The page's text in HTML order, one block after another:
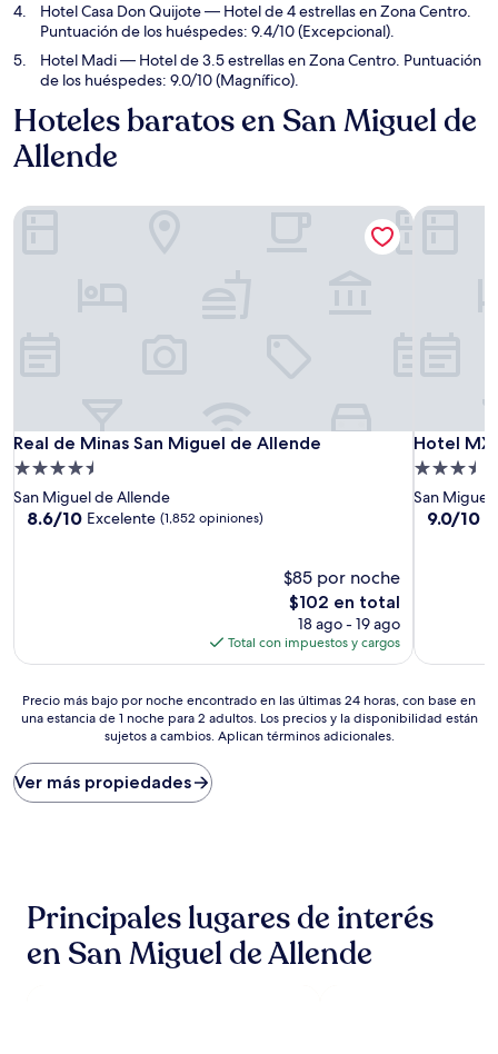
Hotel Casa Don Quijote— Hotel de 4 estrellas en Zona Centro.
Puntuación de los huéspedes: 9.4/10 (Excepcional).
Hotel Madi— Hotel de 3.5 estrellas en Zona Centro. Puntuación
de los huéspedes: 9.0/10 (Magnífico).
Hoteles baratos en San Miguel de
Allende
Real de Minas San Miguel de Allende
Real de Minas San Miguel de Allende
Propiedad
de
4.5
San Miguel de Allende
8.6
8.6/10 Excelente (1,852 opiniones)
$85 por noche
El
precio
actual
es
$102
$102 en total
18 ago - 19 ago
Total con impuestos y cargos
Real de Minas San Miguel de Allende
Hotel MX
Hotel MX
Propiedad
de
3.5
San Miguel
9.0
9.0/10
Hotel MX
Precio
más
por
noche
encontrado
con
en
Precio más bajo por noche encontrado en las últimas 24 horas, con base en
una estancia de 1 noche para 2 adultos. Los precios y la disponibilidad están
sujetos a cambios. Aplican términos adicionales.
Ver más propiedades
Principales lugares de interés
en San Miguel de Allende